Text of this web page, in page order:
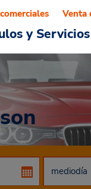
y Servicios
Venta